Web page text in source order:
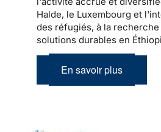
Halde, le Luxembourg et
des réfugiés, à la recherche
solutions durables en
En savoir plus